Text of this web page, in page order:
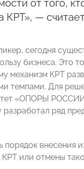
от того,
КРТ», —
сегодня
бизнеса. Это
механизм КРТ
темпами. Для
«ОПОРЫ
разработал ряд
порядок внесения
или отмены